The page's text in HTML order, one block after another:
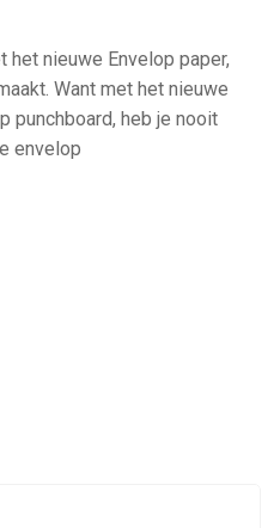
het nieuwe Envelop paper,
Want met het nieuwe
punchboard, heb je nooit
envelop